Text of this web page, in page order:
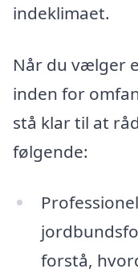
indeklimaet.
Når du vælger
inden for
stå klar til at
følgende:
forstå,